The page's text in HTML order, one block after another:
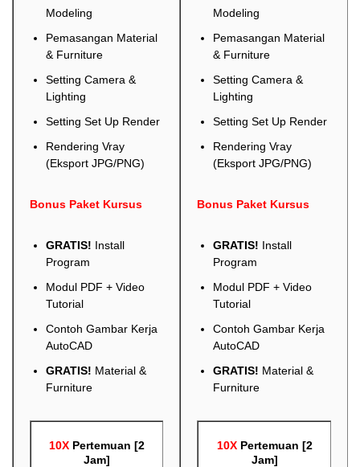
Modeling
Pemasangan Material
& Furniture
Setting Camera &
Lighting
Setting Set Up Render
Rendering Vray
(Eksport JPG/PNG)
Bonus Paket Kursus
GRATIS! Install
Program
Modul PDF + Video
Tutorial
Contoh Gambar Kerja
AutoCAD
GRATIS! Material &
Furniture
10X Pertemuan [2
Jam]
Modeling
Pemasangan Material
& Furniture
Setting Camera &
Lighting
Setting Set Up Render
Rendering Vray
(Eksport JPG/PNG)
Bonus Paket Kursus
GRATIS! Install
Program
Modul PDF + Video
Tutorial
Contoh Gambar Kerja
AutoCAD
GRATIS! Material &
Furniture
10X Pertemuan [2
Jam]